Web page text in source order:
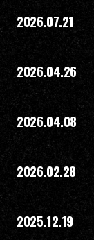
2026.07.21
2026.04.26
2026.04.08
2026.02.28
2025.12.19